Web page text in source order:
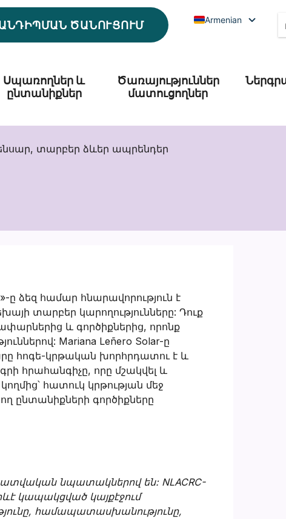
ԾԱՆՈՒՑՈՒՄ Armenian
Սպառողներ և
ընտանիքներ
Ծառայություններ
մատուցողներ
տարբեր ձևեր ապրենդեր
ը ձեզ համար հնարավորություն է
տարբեր կարողությունները: Դուք
և գործիքներից, որոնք
Mariana Leñero Solar-ը
հոգե-կրթական խորհրդատու է և
հրահանգիչը, որը մշակվել և
հատուկ կրթության մեջ
ընտանիքների գործիքները
նպատակներով են: NLACRC-
կապակցված կայքէջում
համապատասխանությունը,